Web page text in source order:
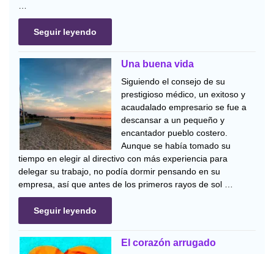
…
Seguir leyendo
Una buena vida
Siguiendo el consejo de su
prestigioso médico, un exitoso y
acaudalado empresario se fue a
descansar a un pequeño y
encantador pueblo costero.
Aunque se había tomado su
tiempo en elegir al directivo con más experiencia para
delegar su trabajo, no podía dormir pensando en su
empresa, así que antes de los primeros rayos de sol …
Seguir leyendo
El corazón arrugado